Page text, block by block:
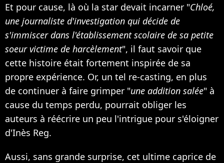
Et pour cause, là où la star devait incarner "Chloé,
une journaliste d'investigation qui décide de
s'immiscer dans l'établissement scolaire de sa petite
soeur victime de harcèlement", il faut savoir que
cette histoire était fortement inspirée de sa
propre expérience. Or, un tel re-casting, en plus
de continuer à faire grimper "une addition salée" à
cause du temps perdu, pourrait obliger les
auteurs à réécrire un peu l'intrigue pour s'éloigner
d'Inès Reg.
Aussi, sans grande surprise, cet ultime caprice de